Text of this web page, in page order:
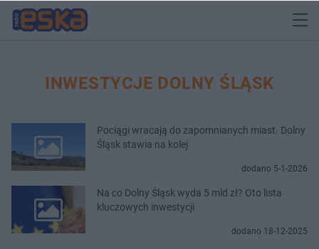
INWESTYCJE DOLNY ŚLĄSK
Pociągi wracają do zapomnianych miast. Dolny
Śląsk stawia na kolej
dodano 5-1-2026
Na co Dolny Śląsk wyda 5 mld zł? Oto lista
kluczowych inwestycji
dodano 18-12-2025